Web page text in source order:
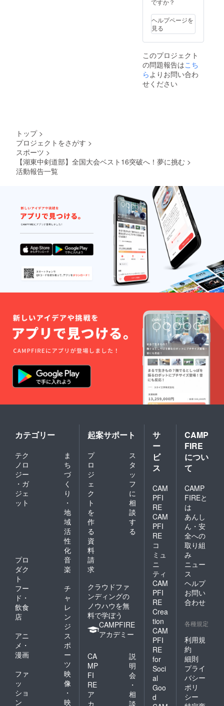
ですか？
ヘルプページを
見る
このプロジェクト
の問題報告はこち
らよりお問い合わ
せください
トップ >
プロジェクトをさがす >
スポーツ >
【湖東中剣道部】全国大会ベスト16突破へ！夢に挑む >
活動報告一覧
カテゴリー
テク
ノロ
ジー
・ガ
ジェ
ット
ま
ち
づ
く
り
・
地
域
活
性
化
プロ
ダク
ト
音
楽
フー
ド・
飲食
店
チ
ャ
レ
ン
ジ
アニ
メ・
漫画
ス
ポ
ー
ツ
ファ
ッ
ショ
ン
映
像
・
映
起案サポート
プ
ロ
ジ
ェ
ク
ト
を
作
る
ス
タ
ッ
フ
に
相
談
す
る
資
料
請
求
クラウドファ
ンディングの
ノウハウを無
料で学ぼう
CAMPFIRE
アカデミー
CA
MP
FI
RE
ア
カ
説
明
会
・
相
談
サ
ー
ビ
ス
CAM
PFI
RE
CAM
PFI
RE
コ
ミュ
ニ
ティ
CAM
PFI
RE
Crea
tion
CAM
PFI
RE
for
Soci
al
Goo
d
CAMP
FIRE
につい
て
CAMP
FIREと
は
あんし
ん・安
全への
取り組
み
ニュー
ス
ヘルプ
お問い
合わせ
各種規定
利用規
約
細則
プライ
バシー
ポリ
シー